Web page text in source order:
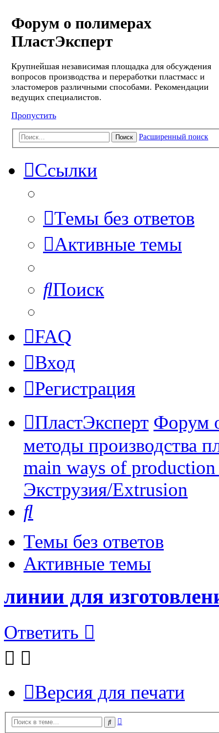
Форум о полимерах
ПластЭксперт
Крупнейшая независимая площадка для обсуждения
вопросов производства и переработки пластмасс и
эластомеров различными способами. Рекомендации
ведущих специалистов.
Пропустить
Поиск Расширенный поиск
Ссылки
Темы без ответов
Активные темы
Поиск
FAQ
Вход
Регистрация
ПластЭксперт Форум
методы производства
main ways of
Экструзия/Extrusion
Темы без ответов
Активные темы
линии для
Ответить
Версия для печати
Поиск